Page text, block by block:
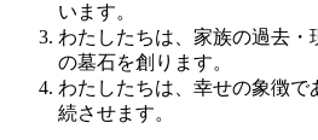
います。
わたしたちは、家族の過去・
の墓石を創ります。
わたしたちは、幸せの象徴
続させます。